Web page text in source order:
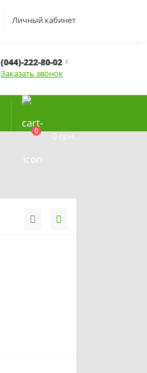
Личный кабинет
(044)-222-80-02
Заказать звонок
0 0 грн.